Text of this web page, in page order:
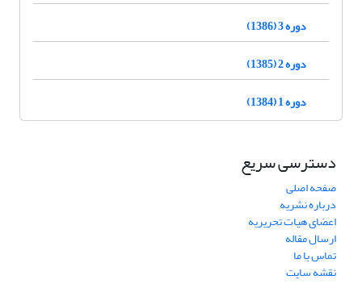
دوره 3 (1386)
دوره 2 (1385)
دوره 1 (1384)
دسترسی سریع
صفحه اصلی
درباره نشریه
اعضای هیات تحریریه
ارسال مقاله
تماس با ما
نقشه سایت